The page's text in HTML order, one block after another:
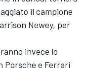
il campione
Newey, per
invece lo
Porsche e Ferrari